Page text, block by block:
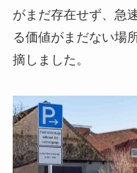
がまだ存在せず、急
る価値がまだない場
摘しました。